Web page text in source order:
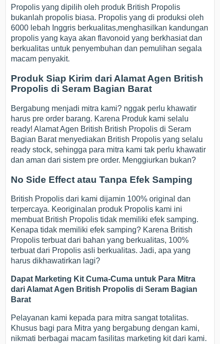
Propolis yang dipilih oleh produk British Propolis
bukanlah propolis biasa. Propolis yang di produksi oleh
6000 lebah Inggris berkualitas,menghasilkan kandungan
propolis yang kaya akan flavonoid yang berkhasiat dan
berkualitas untuk penyembuhan dan pemulihan segala
macam penyakit.
Produk Siap Kirim dari Alamat Agen British
Propolis di Seram Bagian Barat
Bergabung menjadi mitra kami? nggak perlu khawatir
harus pre order barang. Karena Produk kami selalu
ready! Alamat Agen British British Propolis di Seram
Bagian Barat menyediakan British Propolis yang selalu
ready stock, sehingga para mitra kami tak perlu khawatir
dan aman dari sistem pre order. Menggiurkan bukan?
No Side Effect atau Tanpa Efek Samping
British Propolis dari kami dijamin 100% original dan
terpercaya. Keoriginalan produk Propolis kami ini
membuat British Propolis tidak memiliki efek samping.
Kenapa tidak memiliki efek samping? Karena British
Propolis terbuat dari bahan yang berkualitas, 100%
terbuat dari Propolis asli berkualitas. Jadi, apa yang
harus dikhawatirkan lagi?
Dapat Marketing Kit Cuma-Cuma untuk Para Mitra
dari Alamat Agen British Propolis di Seram Bagian
Barat
Pelayanan kami kepada para mitra sangat totalitas.
Khusus bagi para Mitra yang bergabung dengan kami,
nikmati berbagai macam fasilitas marketing kit dari kami.